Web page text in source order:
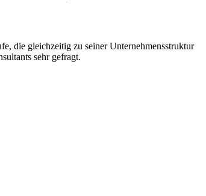
die gleichzeitig zu seiner Unternehmensstruktur
sehr gefragt.